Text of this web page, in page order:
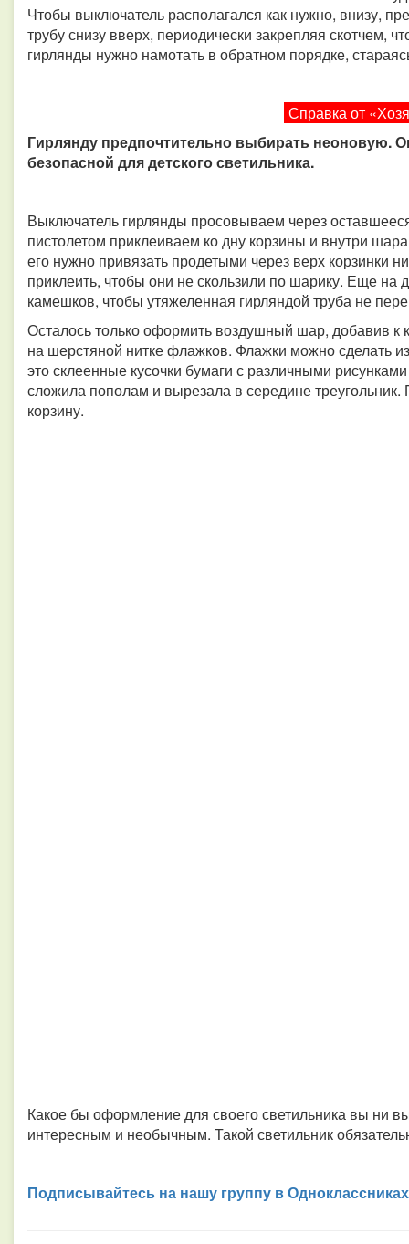
Чтобы выключатель располагался как нужно, внизу,
трубу снизу вверх, периодически закрепляя скотчем,
гирлянды нужно намотать в обратном порядке,
Справка от
Гирлянду предпочтительно выбирать неоновую.
безопасной для детского светильника.
Выключатель гирлянды просовываем через
пистолетом приклеиваем ко дну корзины и внутри
его нужно привязать продетыми через верх корзинки
приклеить, чтобы они не скользили по шарику. Еще на
камешков, чтобы утяжеленная гирляндой труба не
Осталось только оформить воздушный шар, добавив к
на шерстяной нитке флажков. Флажки можно сделать
это склеенные кусочки бумаги с различными
сложила пополам и вырезала в середине
корзину.
Какое бы оформление для своего светильника вы ни
интересным и необычным. Такой светильник
Подписывайтесь на нашу группу в Одноклассниках